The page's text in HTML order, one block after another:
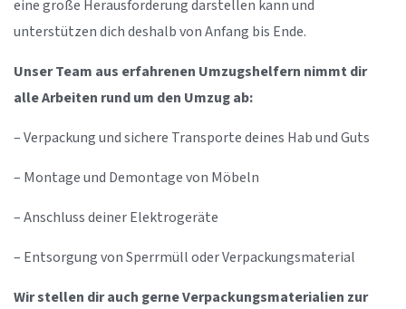
eine große Herausforderung darstellen kann und
unterstützen dich deshalb von Anfang bis Ende.
Unser Team aus erfahrenen Umzugshelfern nimmt dir
alle Arbeiten rund um den Umzug ab:
– Verpackung und sichere Transporte deines Hab und Guts
– Montage und Demontage von Möbeln
– Anschluss deiner Elektrogeräte
– Entsorgung von Sperrmüll oder Verpackungsmaterial
Wir stellen dir auch gerne Verpackungsmaterialien zur